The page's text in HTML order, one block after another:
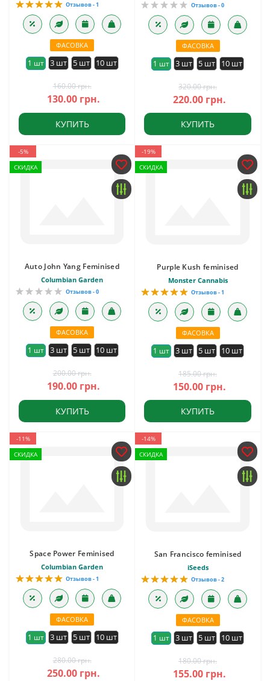
Отзывов - 1
ФАСОВКА
1 шт 3 шт 5 шт 10 шт
160.00 грн.
130.00 грн.
КУПИТЬ
Отзывов - 0
ФАСОВКА
1 шт 3 шт 5 шт 10 шт
320.00 грн.
220.00 грн.
КУПИТЬ
-5%
СКИДКА
Auto John Yang Feminised
Columbian Garden
Отзывов - 0
ФАСОВКА
1 шт 3 шт 5 шт 10 шт
200.00 грн.
190.00 грн.
КУПИТЬ
-19%
СКИДКА
Purple Kush feminised
Monster Cannabis
Отзывов - 1
ФАСОВКА
1 шт 3 шт 5 шт 10 шт
185.00 грн.
150.00 грн.
КУПИТЬ
-11%
СКИДКА
Space Power Feminised
Columbian Garden
Отзывов - 1
ФАСОВКА
1 шт 3 шт 5 шт 10 шт
280.00 грн.
250.00 грн.
-14%
СКИДКА
San Francisco feminised
iSeeds
Отзывов - 2
ФАСОВКА
1 шт 3 шт 5 шт 10 шт
180.00 грн.
155.00 грн.